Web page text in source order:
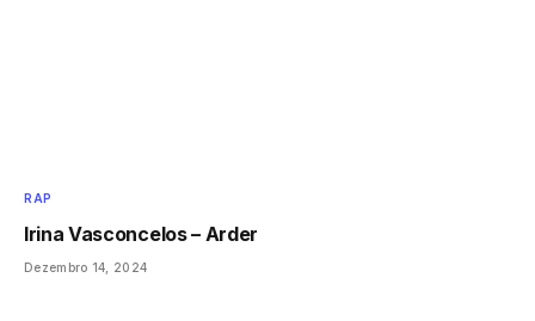
RAP
Irina Vasconcelos – Arder
Dezembro 14, 2024